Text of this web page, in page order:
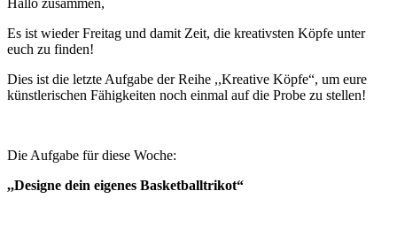
Es ist wieder Freitag und damit Zeit, die kreativsten Köpfe unter
euch zu finden!
Dies ist die letzte Aufgabe der Reihe ,,Kreative Köpfe“, um eure
künstlerischen Fähigkeiten noch einmal auf die Probe zu stellen!
Die Aufgabe für diese Woche:
,,Designe dein eigenes Basketballtrikot“